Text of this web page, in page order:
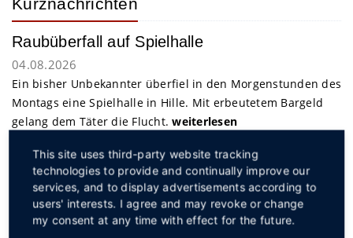
Raubüberfall auf Spielhalle
04.08.2026
Ein bisher Unbekannter überfiel in den Morgenstunden des
Montags eine Spielhalle in Hille. Mit erbeutetem Bargeld
gelang dem Täter die Flucht.weiterlesen
Service
This site uses third-party website tracking
technologies to provide and continually improve our
services, and to display advertisements according to
users' interests. I agree and may revoke or change
my consent at any time with effect for the future.